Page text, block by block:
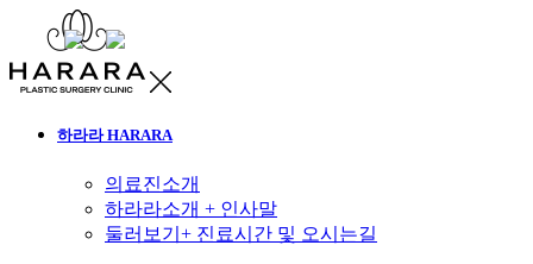
하라라 HARARA
의료진소개
하라라소개 + 인사말
둘러보기+ 진료시간 및 오시는길